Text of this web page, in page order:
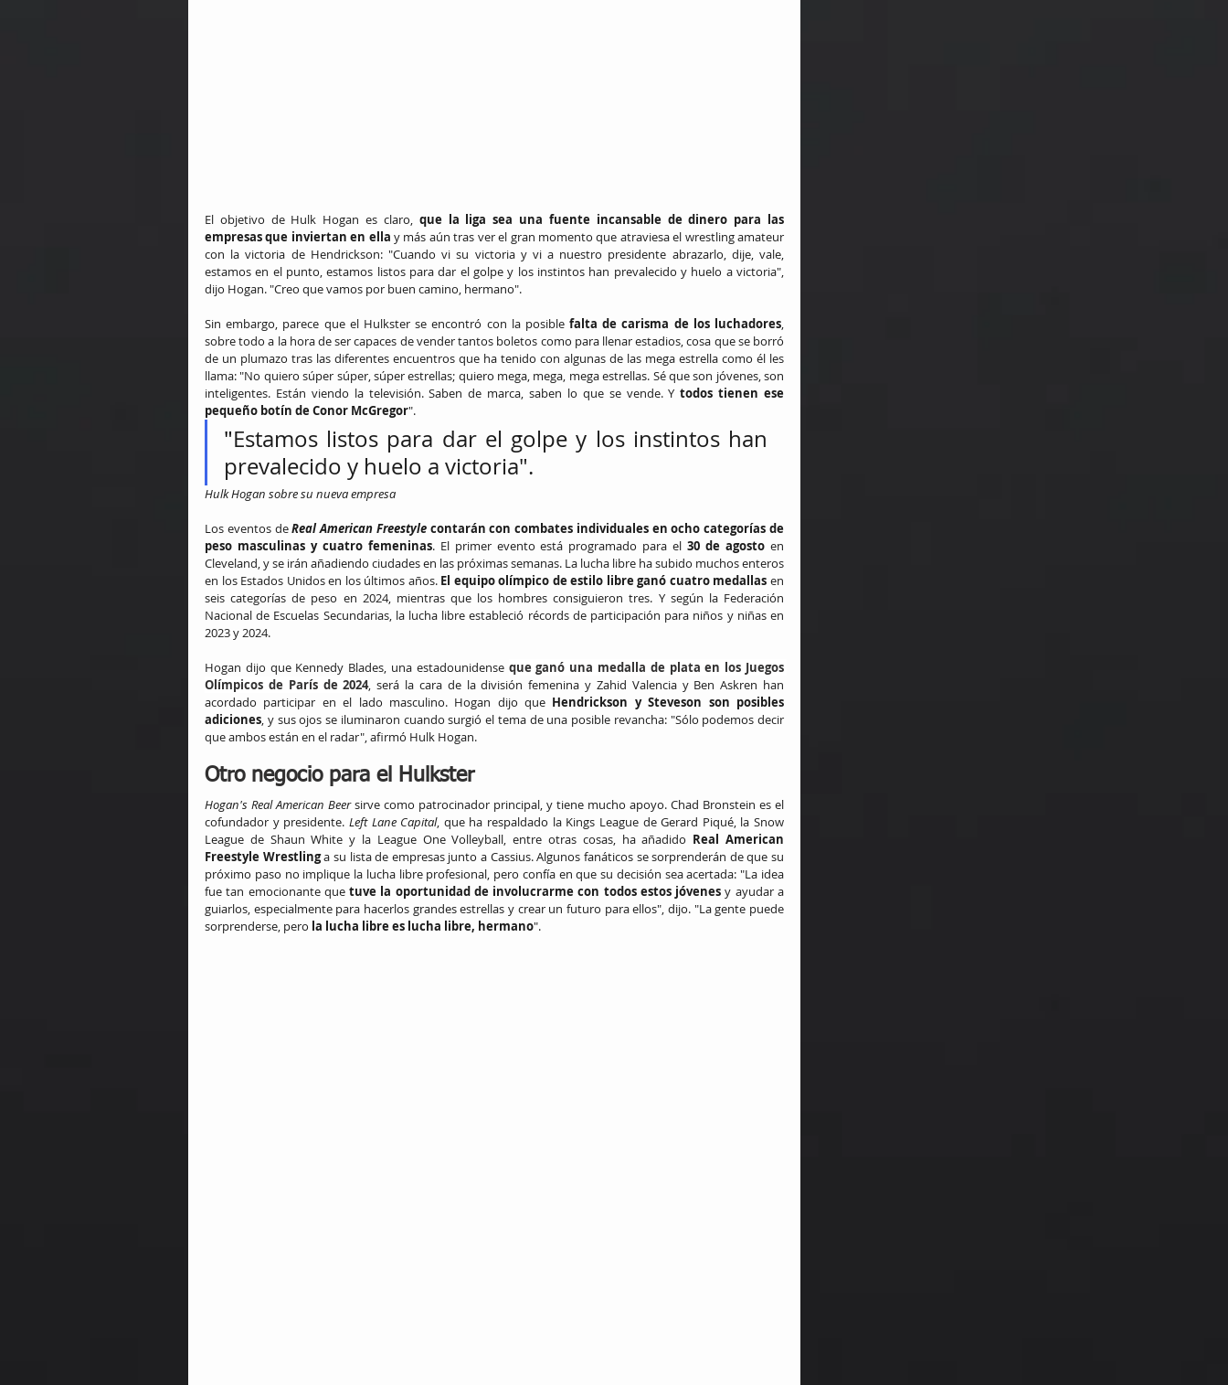
El objetivo de Hulk Hogan es claro, que la liga sea una fuente incansable de dinero para las
empresas que inviertan en ella y más aún tras ver el gran momento que atraviesa el wrestling amateur
con la victoria de Hendrickson: "Cuando vi su victoria y vi a nuestro presidente abrazarlo, dije, vale,
estamos en el punto, estamos listos para dar el golpe y los instintos han prevalecido y huelo a victoria",
dijo Hogan. "Creo que vamos por buen camino, hermano".
Sin embargo, parece que el Hulkster se encontró con la posible falta de carisma de los luchadores,
sobre todo a la hora de ser capaces de vender tantos boletos como para llenar estadios, cosa que se borró
de un plumazo tras las diferentes encuentros que ha tenido con algunas de las mega estrella como él les
llama: "No quiero súper súper, súper estrellas; quiero mega, mega, mega estrellas. Sé que son jóvenes, son
inteligentes. Están viendo la televisión. Saben de marca, saben lo que se vende. Y todos tienen ese
pequeño botín de Conor McGregor".
"Estamos listos para dar el golpe y los instintos han
prevalecido y huelo a victoria".
Hulk Hogan sobre su nueva empresa
Los eventos de Real American Freestyle contarán con combates individuales en ocho categorías de
peso masculinas y cuatro femeninas. El primer evento está programado para el 30 de agosto en
Cleveland, y se irán añadiendo ciudades en las próximas semanas. La lucha libre ha subido muchos enteros
en los Estados Unidos en los últimos años. El equipo olímpico de estilo libre ganó cuatro medallas en
seis categorías de peso en 2024, mientras que los hombres consiguieron tres. Y según la Federación
Nacional de Escuelas Secundarias, la lucha libre estableció récords de participación para niños y niñas en
2023 y 2024.
Hogan dijo que Kennedy Blades, una estadounidense que ganó una medalla de plata en los Juegos
Olímpicos de París de 2024, será la cara de la división femenina y Zahid Valencia y Ben Askren han
acordado participar en el lado masculino. Hogan dijo que Hendrickson y Steveson son posibles
adiciones, y sus ojos se iluminaron cuando surgió el tema de una posible revancha: "Sólo podemos decir
que ambos están en el radar", afirmó Hulk Hogan.
Otro negocio para el Hulkster
Hogan's Real American Beer sirve como patrocinador principal, y tiene mucho apoyo. Chad Bronstein es el
cofundador y presidente. Left Lane Capital, que ha respaldado la Kings League de Gerard Piqué, la Snow
League de Shaun White y la League One Volleyball, entre otras cosas, ha añadido Real American
Freestyle Wrestling a su lista de empresas junto a Cassius. Algunos fanáticos se sorprenderán de que su
próximo paso no implique la lucha libre profesional, pero confía en que su decisión sea acertada: "La idea
fue tan emocionante que tuve la oportunidad de involucrarme con todos estos jóvenes y ayudar a
guiarlos, especialmente para hacerlos grandes estrellas y crear un futuro para ellos", dijo. "La gente puede
sorprenderse, pero la lucha libre es lucha libre, hermano".